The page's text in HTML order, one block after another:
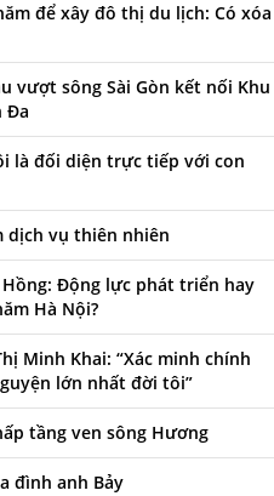
để xây đô thị du lịch: Có xóa
vượt sông Sài Gòn kết nối Khu
Đa
là đối diện trực tiếp với con
dịch vụ thiên nhiên
Động lực phát triển hay
Hà Nội?
Minh Khai: “Xác minh chính
lớn nhất đời tôi”
tầng ven sông Hương
đình anh Bảy